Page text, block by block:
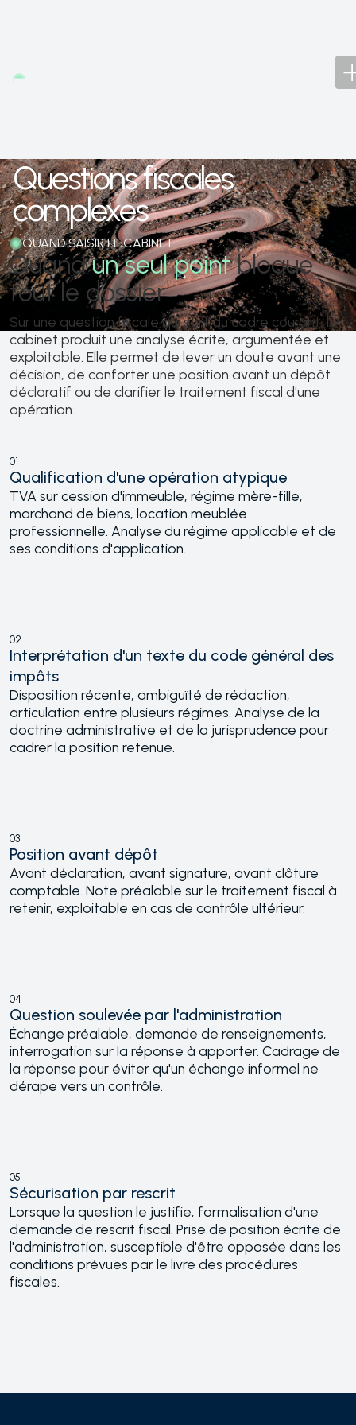
Questions fiscales
complexes
QUAND SAISIR LE CABINET
Quandun seul pointbloque
tout le dossier
Sur une question fiscale qui sort du cadre courant, le
cabinet produit une analyse écrite, argumentée et
exploitable. Elle permet de lever un doute avant une
décision, de conforter une position avant un dépôt
déclaratif ou de clarifier le traitement fiscal d'une
opération.
01
Qualification d'une opération atypique
TVA sur cession d'immeuble, régime mère-fille,
marchand de biens, location meublée
professionnelle. Analyse du régime applicable et de
ses conditions d'application.
02
Interprétation d'un texte du code général des
impôts
Disposition récente, ambiguïté de rédaction,
articulation entre plusieurs régimes. Analyse de la
doctrine administrative et de la jurisprudence pour
cadrer la position retenue.
03
Position avant dépôt
Avant déclaration, avant signature, avant clôture
comptable. Note préalable sur le traitement fiscal à
retenir, exploitable en cas de contrôle ultérieur.
04
Question soulevée par l'administration
Échange préalable, demande de renseignements,
interrogation sur la réponse à apporter. Cadrage de
la réponse pour éviter qu'un échange informel ne
dérape vers un contrôle.
05
Sécurisation par rescrit
Lorsque la question le justifie, formalisation d'une
demande de rescrit fiscal. Prise de position écrite de
l'administration, susceptible d'être opposée dans les
conditions prévues par le livre des procédures
fiscales.